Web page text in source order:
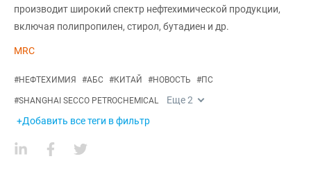
производит широкий спектр нефтехимической продукции,
включая полипропилен, стирол, бутадиен и др.
MRC
#НЕФТЕХИМИЯ #АБС #КИТАЙ #НОВОСТЬ #ПС
#SHANGHAI SECCO PETROCHEMICAL Еще2
+Добавить все теги в фильтр